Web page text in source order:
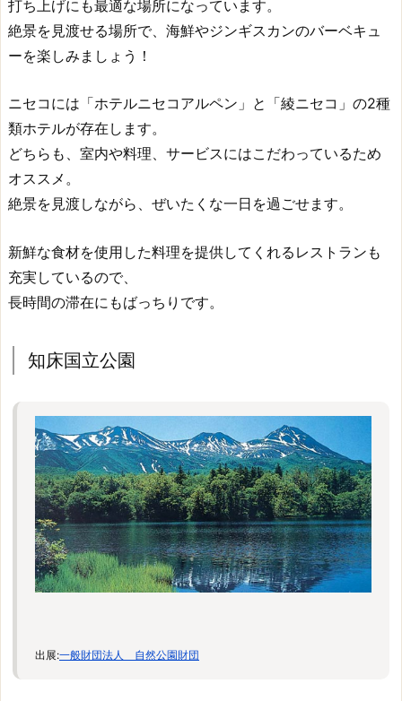
打ち上げにも最適な場所になっています。
絶景を見渡せる場所で、海鮮やジンギスカンのバーベキュ
ーを楽しみましょう！
ニセコには「ホテルニセコアルペン」と「綾ニセコ」の2種
類ホテルが存在します。
どちらも、室内や料理、サービスにはこだわっているため
オススメ。
絶景を見渡しながら、ぜいたくな一日を過ごせます。
新鮮な食材を使用した料理を提供してくれるレストランも
充実しているので、
長時間の滞在にもばっちりです。
知床国立公園
出展:一般財団法人 自然公園財団